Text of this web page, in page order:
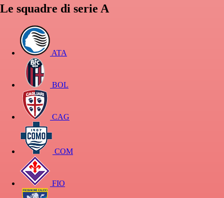
Le squadre di serie A
ATA
BOL
CAG
COM
FIO